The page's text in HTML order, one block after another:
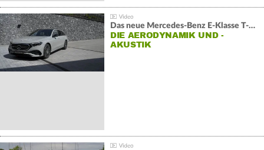
Das neue Mercedes-Benz E-Klasse T-Modell
DIE AERODYNAMIK UND -
AKUSTIK